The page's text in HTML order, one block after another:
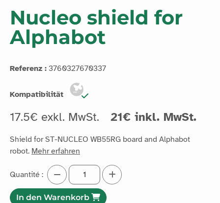
Nucleo shield for
Alphabot
Referenz : 3760327670337
Kompatibilität
17.5€ exkl. MwSt. 21€ inkl. MwSt.
Shield for ST-NUCLEO WB55RG board and Alphabot
robot. Mehr erfahren
Quantité :
In den Warenkorb